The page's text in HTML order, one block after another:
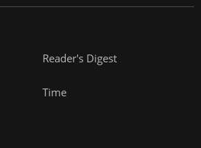
Reader's Digest
Time